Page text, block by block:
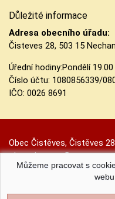
Důležité informace
Adresa obecního úřadu:
Čisteves 28, 503 15
Úřední hodiny:Pondělí
Číslo účtu: 1080856339/
IČO: 0026 8691
Obec Čistěves, Čistěves
obec.cisteves@seznam.cz
Prohlášení o přístupnosti|
Můžeme pracovat s